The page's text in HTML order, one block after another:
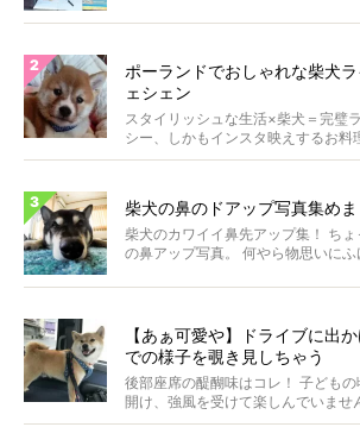
ポーランドでおしゃれな柴犬
ェシェン
スタイリッシュな生活×柴犬＝完璧
シー、しかもインスタ映えするお料
ウ...
柴犬の鼻のドアップ写真集め
柴犬のカワイイ鼻先アップ集！ ち
の鼻アップ写真。 何やら物思いにふ
【あぁ可愛や】ドライブに出
での様子を覗き見しちゃう
後部座席の醍醐味はコレ！ 子ども
開け、強風を受けて楽しんでいま
じが...